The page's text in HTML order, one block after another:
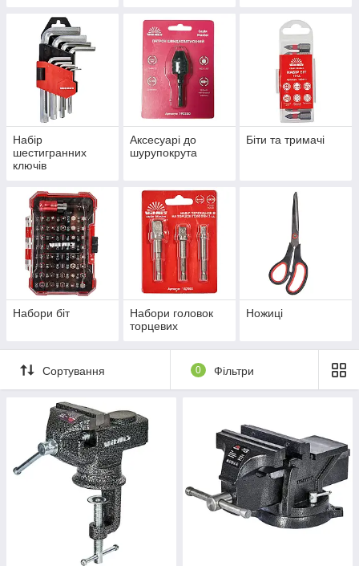
Набір
шестигранних
ключів
Аксесуарі до
шурупокрута
Біти та тримачі
Набори біт
Набори головок
торцевих
Ножиці
Сортування 0 Фільтри